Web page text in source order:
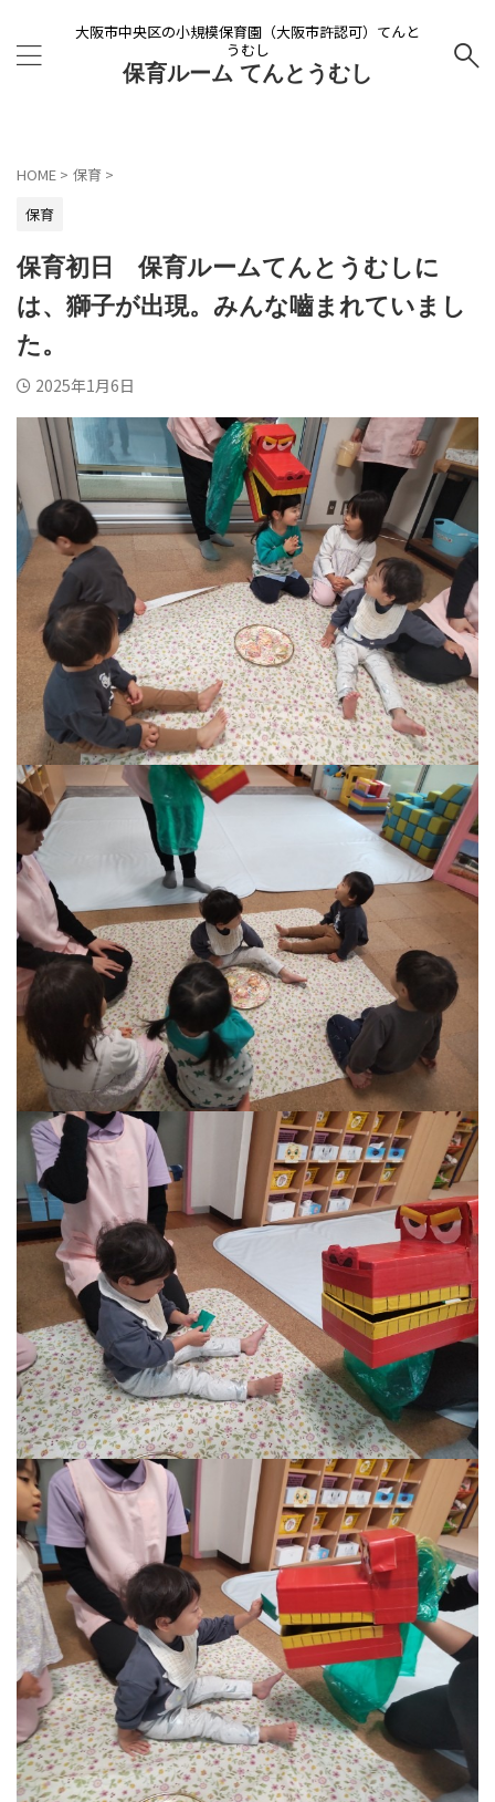
大阪市中央区の小規模保育園（大阪市許認可）てんと
うむし
保育ルーム てんとうむし
HOME > 保育 >
保育
保育初日 保育ルームてんとうむしに
は、獅子が出現。みんな嚙まれていまし
た。
2025年1月6日